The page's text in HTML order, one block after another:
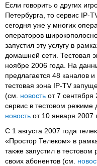
Если говорить о других
Петербурга, то сервис IP-
сегодня уже у многих
операторов
запустил эту услугу в
домашней сети. Тестовая
ноябре 2006 года. На
предлагается 48 каналов
тестовая зона IP-TV
(см. новость от 7 сентября
сервис в тестовом режиме
новость от 10 января 2007
С 1 августа 2007 года
«Простор Телеком» в
также запустил в
своих абонентов (см.